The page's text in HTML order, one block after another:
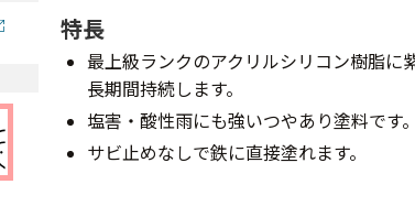
特長
最上級ランクのアクリルシリコン樹脂に
長期間持続します。
塩害・酸性雨にも強いつやあり塗料です。
サビ止めなしで鉄に直接塗れます。